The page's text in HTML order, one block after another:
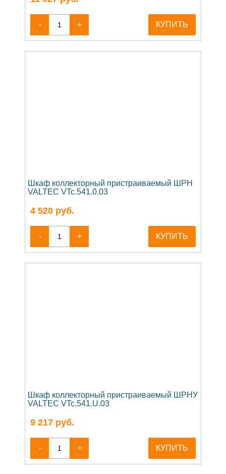
- + КУПИТЬ
Шкаф коллекторный пристраиваемый ШРН
VALTEC VTc.541.0.03
4 520 руб.
- + КУПИТЬ
Шкаф коллекторный пристраиваемый ШРНУ
VALTEC VTc.541.U.03
9 217 руб.
- + КУПИТЬ